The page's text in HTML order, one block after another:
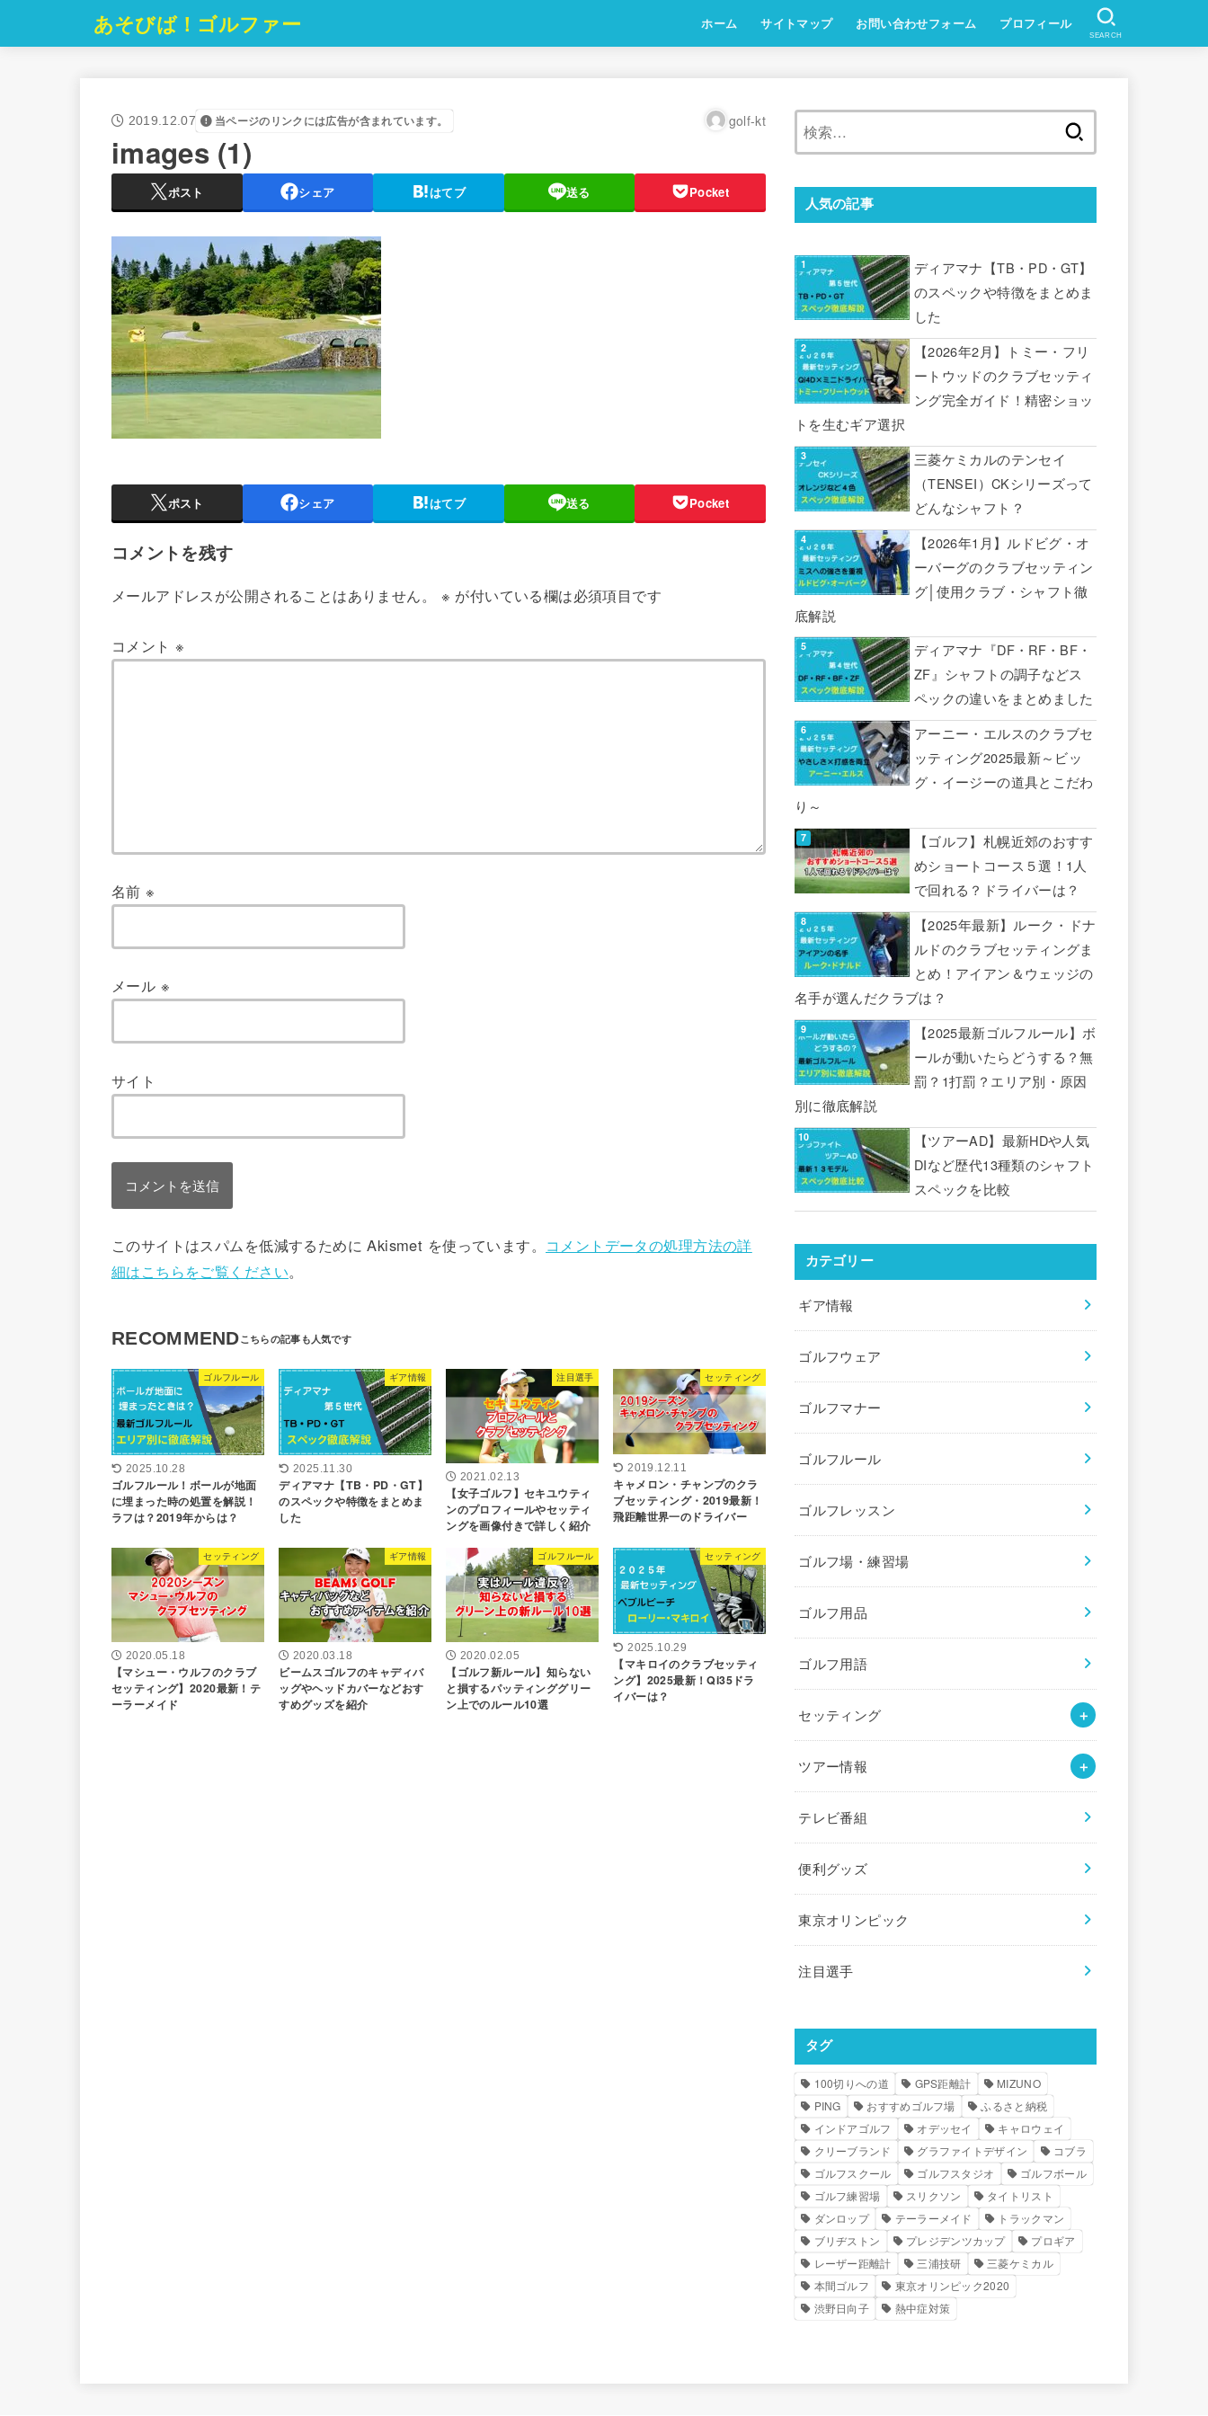
あそびば！ゴルファー ホーム サイトマップ お問い合わせフォーム プロフィール
SEARCH
2019.12.07 当ページのリンクには広告が含まれています。 golf-kt
images (1)
ポスト シェア はてブ 送る Pocket
ポスト シェア はてブ 送る Pocket
コメントを残す
メールアドレスが公開されることはありません。 ※ が付いている欄は必須項目です
コメント※
名前※
メール ※
サイト
このサイトはスパムを低減するために Akismet を使っています。 コメントデータの処理方法の詳
細はこちらをご覧ください。
RECOMMEND
ゴルフルール
2025.10.28
ゴルフルール！ボールが地面
に埋まった時の処置を解説！
ラフは？2019年からは？
ギア情報
2025.11.30
ディアマナ【TB・PD・GT】
のスペックや特徴をまとめま
した
注目選手
2021.02.13
【女子ゴルフ】セキユウティ
ンのプロフィールやセッティ
ングを画像付きで詳しく紹介
セッティング
2019.12.11
キャメロン・チャンプのクラ
ブセッティング・2019最新！
飛距離世界一のドライバー
セッティング
2020.05.18
【マシュー・ウルフのクラブ
セッティング】2020最新！テ
ーラーメイド
ギア情報
2020.03.18
ビームスゴルフのキャディバ
ッグやヘッドカバーなどおす
すめグッズを紹介
ゴルフルール
2020.02.05
【ゴルフ新ルール】知らない
と損するパッティンググリー
ン上でのルール10選
セッティング
2025.10.29
【マキロイのクラブセッティ
ング】2025最新！Qi35ドラ
イバーは？
人気の記事
ディアマナ【TB・PD・GT】
のスペックや特徴をまとめま
した
【2026年2月】トミー・フリ
ートウッドのクラブセッティ
ング完全ガイド！精密ショッ
トを生むギア選択
三菱ケミカルのテンセイ
（TENSEI）CKシリーズって
どんなシャフト？
【2026年1月】ルドビグ・オ
ーバーグのクラブセッティン
グ│使用クラブ・シャフト徹
底解説
ディアマナ『DF・RF・BF・
ZF』シャフトの調子などス
ペックの違いをまとめました
アーニー・エルスのクラブセ
ッティング2025最新～ビッ
グ・イージーの道具とこだわ
り～
【ゴルフ】札幌近郊のおすす
めショートコース５選！1人
で回れる？ドライバーは？
【2025年最新】ルーク・ドナ
ルドのクラブセッティングま
とめ！アイアン＆ウェッジの
名手が選んだクラブは？
【2025最新ゴルフルール】ボ
ールが動いたらどうする？無
罰？1打罰？エリア別・原因
別に徹底解説
【ツアーAD】最新HDや人気
DIなど歴代13種類のシャフト
スペックを比較
カテゴリー
ギア情報
ゴルフウェア
ゴルフマナー
ゴルフルール
ゴルフレッスン
ゴルフ場・練習場
ゴルフ用品
ゴルフ用語
セッティング
ツアー情報
テレビ番組
便利グッズ
東京オリンピック
注目選手
タグ
100切りへの道 GPS距離計
MIZUNO
PING
おすすめゴルフ場
ふるさと納税
インドアゴルフ
オデッセイ
キャロウェイ
クリーブランド
グラファイトデザイン
コブラ
ゴルフスクール
ゴルフスタジオ
ゴルフボール
ゴルフ練習場
スリクソン
タイトリスト
ダンロップ
テーラーメイド
トラックマン
ブリヂストン
プレジデンツカップ
プロギア
レーザー距離計
三浦技研
三菱ケミカル
本間ゴルフ
東京オリンピック2020
渋野日向子
熱中症対策